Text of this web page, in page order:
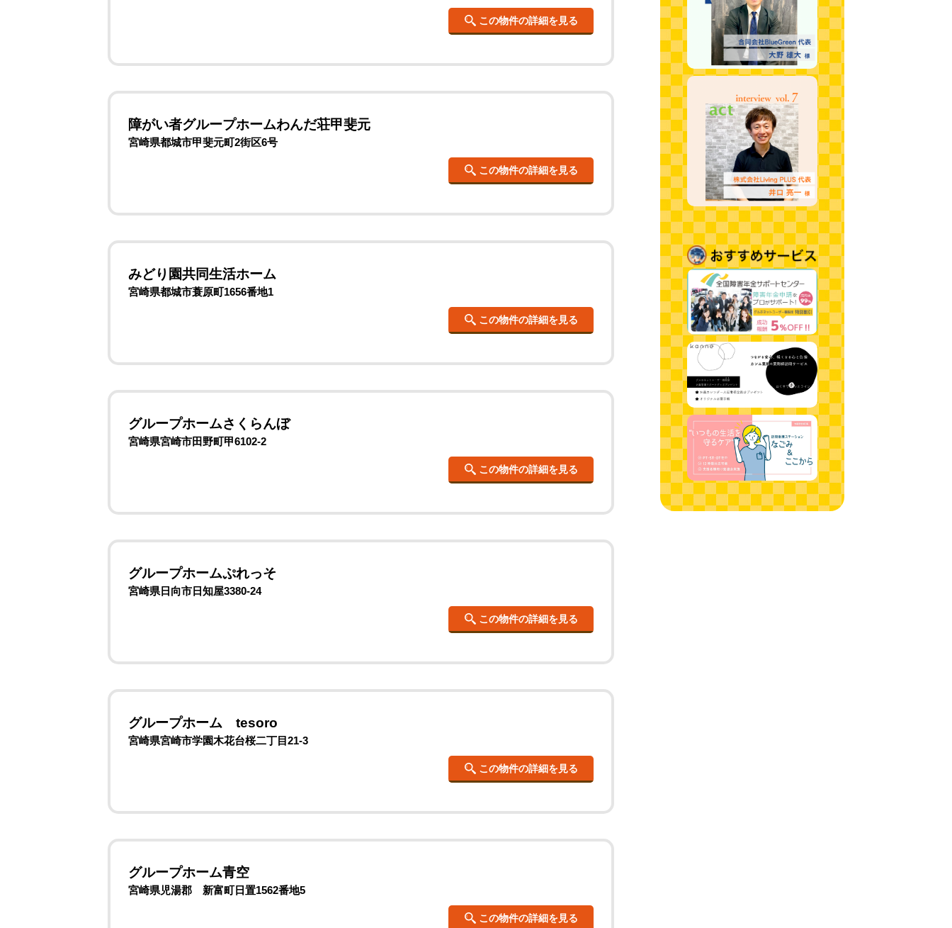
この物件の詳細を見る
障がい者グループホームわんだ荘甲斐元
宮崎県都城市甲斐元町2街区6号
この物件の詳細を見る
みどり園共同生活ホーム
宮崎県都城市蓑原町1656番地1
この物件の詳細を見る
グループホームさくらんぼ
宮崎県宮崎市田野町甲6102-2
この物件の詳細を見る
グループホームぷれっそ
宮崎県日向市日知屋3380-24
この物件の詳細を見る
グループホーム tesoro
宮崎県宮崎市学園木花台桜二丁目21-3
この物件の詳細を見る
グループホーム青空
宮崎県児湯郡 新富町日置1562番地5
この物件の詳細を見る